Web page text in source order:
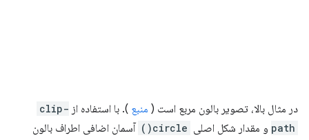
در مثال بالا، تصویر بالون مربع است ( منبع ). با استفاده از clip-
path و مقدار شکل اصلی circle()
آسمان اضافی اطراف بالون